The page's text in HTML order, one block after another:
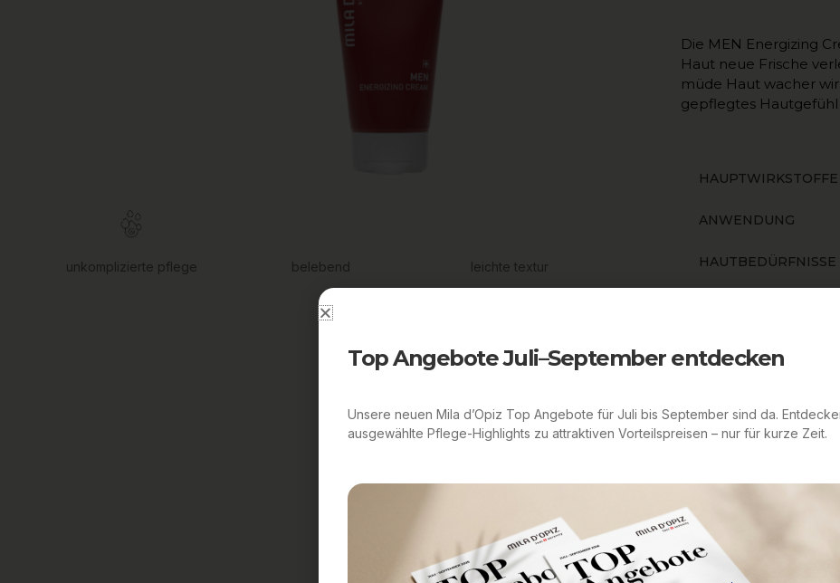
unkomplizierte pflege belebend leichte textur
Die MEN Energizing
Haut neue Frische
müde Haut wacher
gepflegtes
HAUPTWIRKSTOFFE
ANWENDUNG
HAUTBEDÜRFNISSE
ALLE
Kategorien
40 Jahren
Tags Mischhaut
Sensitive Skin
Top Angebote Juli–September entdecken
Unsere neuen Mila d’Opiz Top Angebote für Juli bis September sind da.
ausgewählte Pflege-Highlights zu attraktiven Vorteilspreisen – nur für kurze Zeit.